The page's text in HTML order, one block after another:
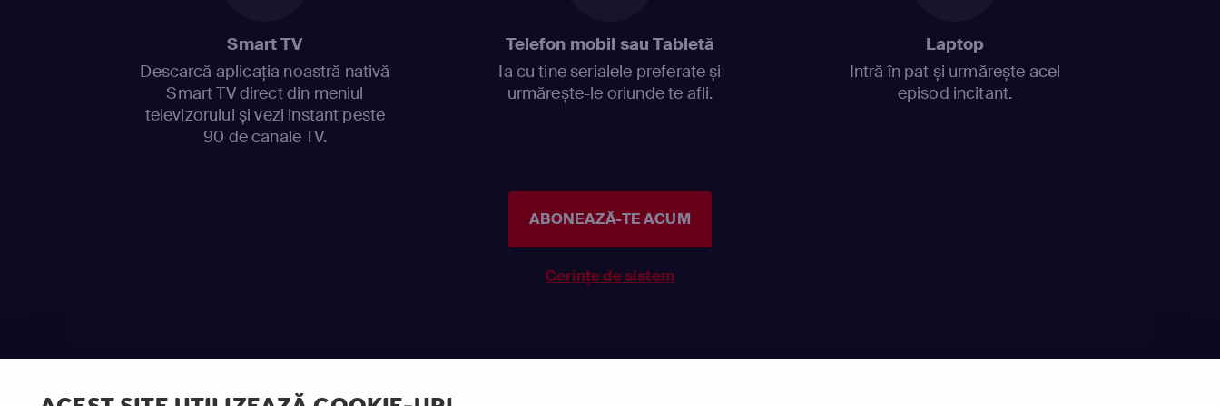
Smart TV
Descarcă aplicația noastră nativă
Smart TV direct din meniul
televizorului și vezi instant peste
90 de canale TV.
Telefon mobil sau Tabletă
Ia cu tine serialele preferate și
urmărește-le oriunde te afli.
Laptop
Intră în pat și urmărește acel
episod incitant.
ABONEAZĂ-TE ACUM
Cerințe de sistem